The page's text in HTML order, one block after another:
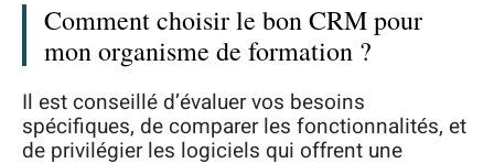
Comment choisir le bon CRM pour
mon organisme de formation ?
Il est conseillé d’évaluer vos besoins
spécifiques, de comparer les fonctionnalités, et
de privilégier les logiciels qui offrent une